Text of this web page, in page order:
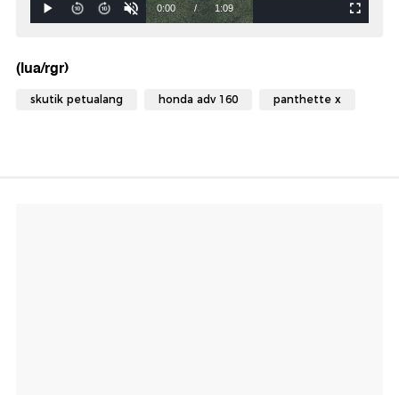
(lua/rgr)
skutik petualang honda adv 160 panthette x